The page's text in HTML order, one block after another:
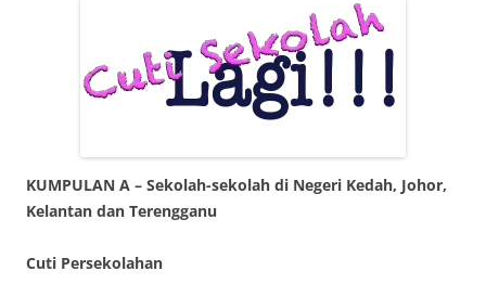
KUMPULAN A – Sekolah-sekolah di Negeri Kedah, Johor,
Kelantan dan Terengganu
Cuti Persekolahan